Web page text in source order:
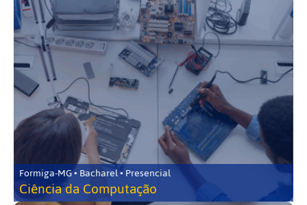
Formiga-MG • Bacharel • Presencial
Ciência da Computação